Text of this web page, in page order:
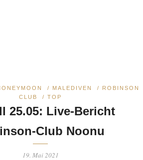
/ MALEDIVEN /
ROBINSON
CLUB
/TOP
25.05: Live-Bericht
Club Noonu
19. Mai 2021